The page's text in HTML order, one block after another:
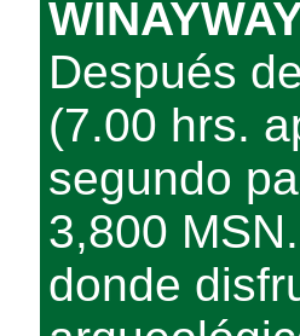
Después
(7.00 hrs.
segundo
3,800
donde